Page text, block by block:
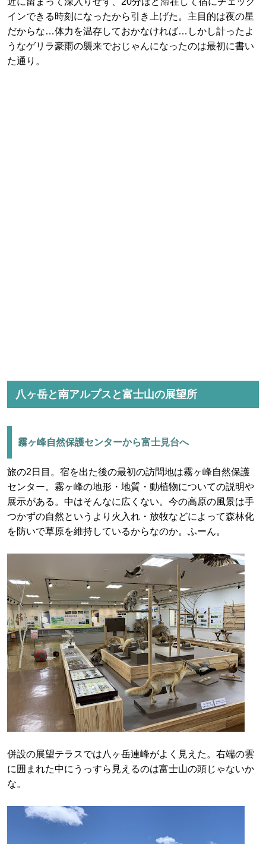
インできる時刻になったから引き上げた。主目的は夜の星
だからな…体力を温存しておかなければ…しかし計ったよ
うなゲリラ豪雨の襲来でおじゃんになったのは最初に書い
た通り。
八ヶ岳と南アルプスと富士山の展望所
霧ヶ峰自然保護センターから富士見台へ
旅の2日目。宿を出た後の最初の訪問地は霧ヶ峰自然保護
センター。霧ヶ峰の地形・地質・動植物についての説明や
展示がある。中はそんなに広くない。今の高原の風景は手
つかずの自然というより火入れ・放牧などによって森林化
を防いで草原を維持しているからなのか。ふーん。
併設の展望テラスでは八ヶ岳連峰がよく見えた。右端の雲
に囲まれた中にうっすら見えるのは富士山の頭じゃないか
な。